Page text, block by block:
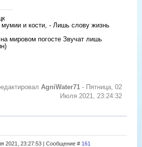
мумии и кости, - Лишь слову жизнь
мировом погосте Звучат лишь
AgniWater71 - Пятница, 02
Июля 2021, 23:24:32
2021, 23:27:53 | Сообщение # 161